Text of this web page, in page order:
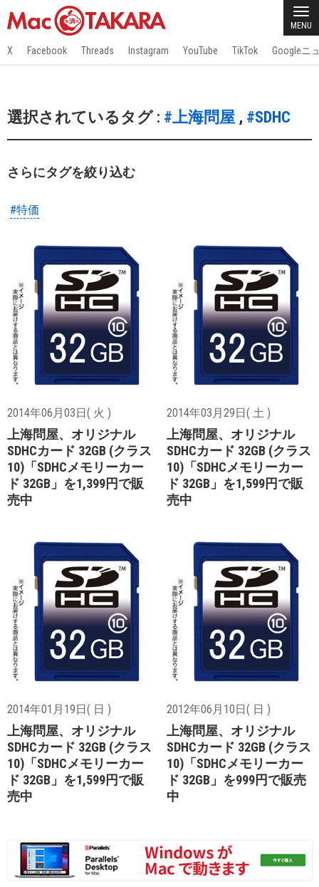
MENU
X Facebook Threads Instagram YouTube TikTok Googleニ
選択されているタグ : #上海問屋 , #SDHC
さらにタグを絞り込む
#特価
2014年06月03日( 火 )
上海問屋、オリジナル
SDHCカード 32GB (クラス
10)「SDHCメモリーカー
ド 32GB」を1,399円で販
売中
2014年03月29日( 土 )
上海問屋、オリジナル
SDHCカード 32GB (クラス
10)「SDHCメモリーカー
ド 32GB」を1,599円で販
売中
2014年01月19日( 日 )
上海問屋、オリジナル
SDHCカード 32GB (クラス
10)「SDHCメモリーカー
ド 32GB」を1,599円で販
売中
2012年06月10日( 日 )
上海問屋、オリジナル
SDHCカード 32GB (クラス
10)「SDHCメモリーカー
ド 32GB」を999円で販売
中